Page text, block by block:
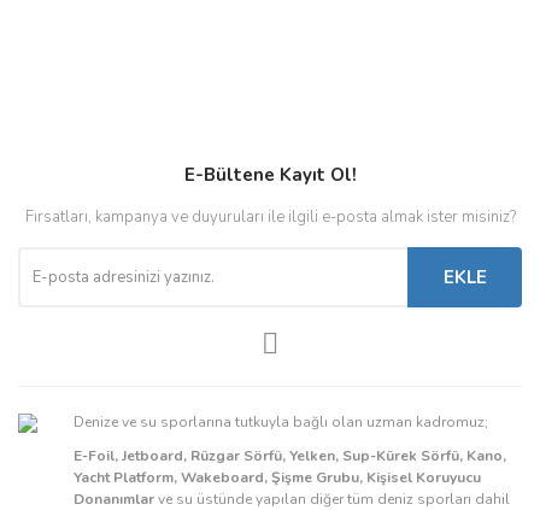
E-Bültene Kayıt Ol!
Fırsatları, kampanya ve duyuruları ile ilgili e-posta almak ister misiniz?
EKLE
Denize ve su sporlarına tutkuyla bağlı olan uzman kadromuz;
E-Foil, Jetboard, Rüzgar Sörfü, Yelken, Sup-Kürek Sörfü, Kano,
Yacht Platform, Wakeboard, Şişme Grubu, Kişisel Koruyucu
Donanımlarve su üstünde yapılan diğer tüm deniz sporları dahil